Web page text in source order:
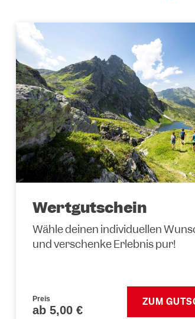
Wertgutschein
Wähle deinen individuellen
und verschenke Erlebnis pur!
Preis
ab 5,00 €
ZUM